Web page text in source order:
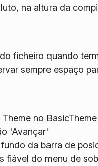
na altura da
ficheiro quando
sempre espaço
no BasicTheme
'Avançar'
da barra de
fiável do menu de